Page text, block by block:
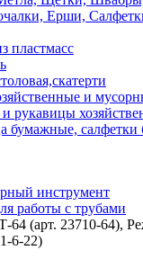
Ерши,
пластмасс
и
рукавицы
бумажные,
инструмент
работы с трубами
(арт. 23710-64),
6-22)